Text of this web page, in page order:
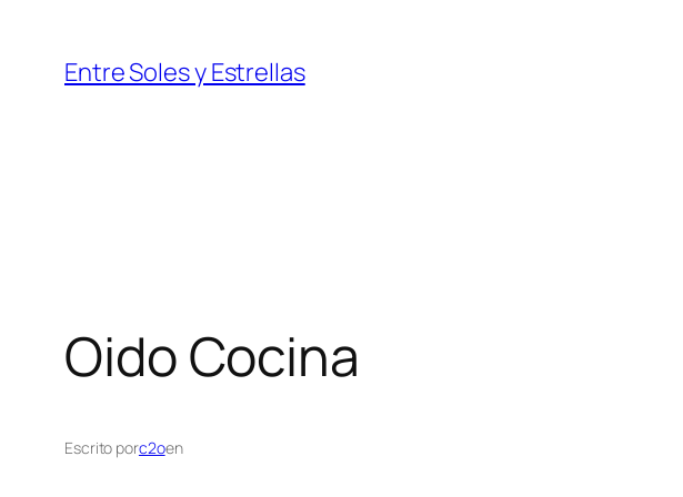
contenido
Entre Soles y Estrellas
Oido Cocina
Escrito porc2oen